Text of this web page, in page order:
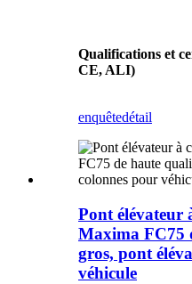
Qualifications et
CE, ALI)
enquêtedétail
Pont élévateur
Maxima FC75
gros, pont
véhicule